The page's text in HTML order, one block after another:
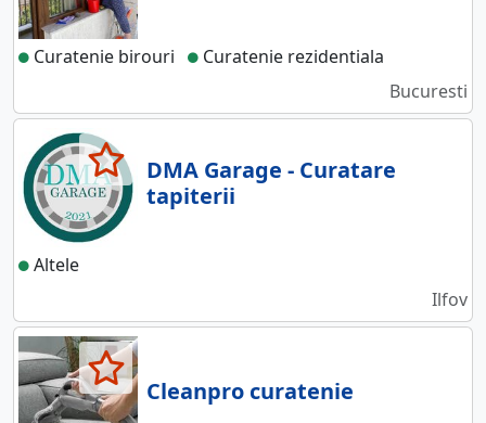
Curatenie birouri
Curatenie rezidentiala
Bucuresti
DMA Garage - Curatare
tapiterii
Altele
Ilfov
Cleanpro curatenie